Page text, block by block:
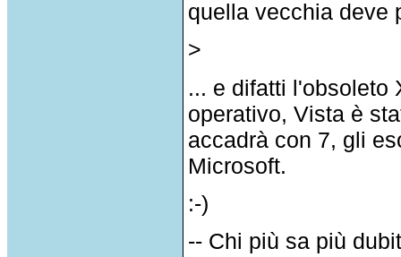
quella vecchia deve
>
... e difatti l'obsoleto
operativo, Vista è
accadrà con 7, gli
Microsoft.
:-)
-- Chi più sa più